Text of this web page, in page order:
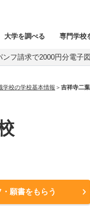
大学を調べる 専門学校
ンフ請求で2000円分電子
学校の学校基本情報 吉祥寺二
願書をもらう